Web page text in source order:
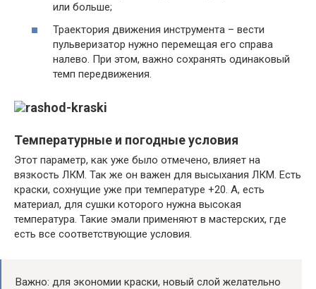
или больше;
Траектория движения инструмента – вести
пульверизатор нужно перемещая его справа
налево. При этом, важно сохранять одинаковый
темп передвижения.
Температурные и погодные условия
Этот параметр, как уже было отмечено, влияет на
вязкость ЛКМ. Так же он важен для высыхания ЛКМ. Есть
краски, сохнущие уже при температуре +20. А, есть
материал, для сушки которого нужна высокая
температура. Такие эмали применяют в мастерских, где
есть все соответствующие условия.
Важно: для экономии краски, новый слой желательно